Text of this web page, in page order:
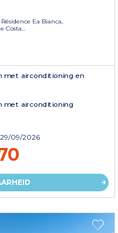
Ea Bianca,
met airconditioning en
met airconditioning
09/2026